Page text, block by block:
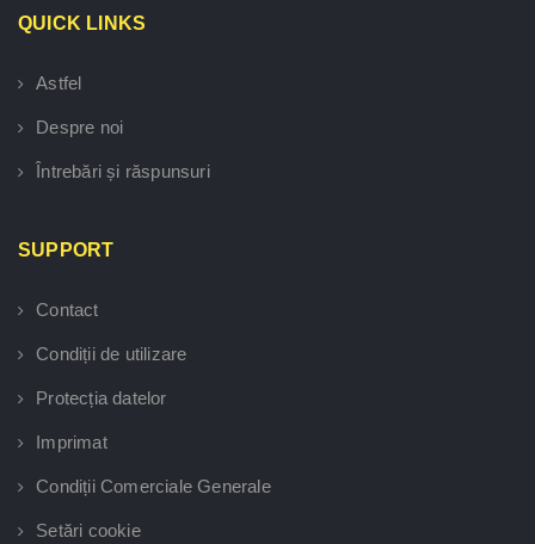
QUICK LINKS
Astfel
Despre noi
Întrebări și răspunsuri
SUPPORT
Contact
Condiții de utilizare
Protecția datelor
Imprimat
Condiții Comerciale Generale
Setări cookie